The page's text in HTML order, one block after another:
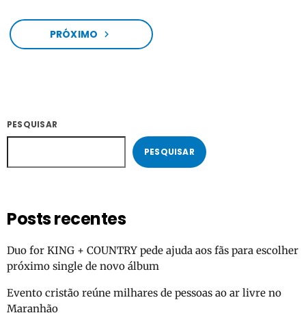
PRÓXIMO navigate_next
PESQUISAR
PESQUISAR
Posts recentes
Duo for KING + COUNTRY pede ajuda aos fãs para escolher
próximo single de novo álbum
Evento cristão reúne milhares de pessoas ao ar livre no
Maranhão